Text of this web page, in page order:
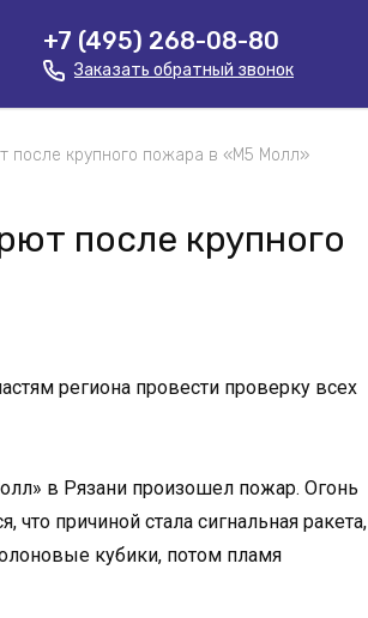
+7 (495) 268-08-80
Заказать обратный звонок
после крупного пожара в «М5 Молл»
после крупного
региона провести проверку всех
в Рязани произошел пожар. Огонь
что причиной стала сигнальная ракета,
кубики, потом пламя